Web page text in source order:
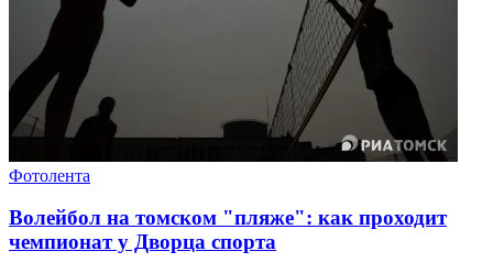
Фотолента
Волейбол на томском "пляже": как проходит
чемпионат у Дворца спорта